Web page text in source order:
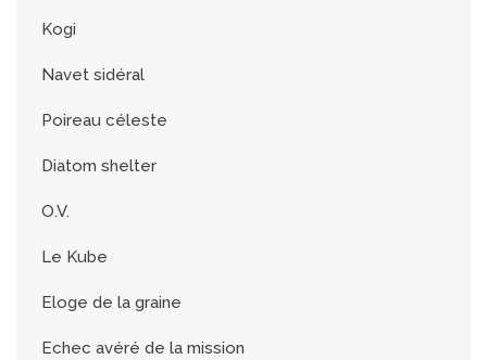
Kogi
Navet sidéral
Poireau céleste
Diatom shelter
O.V.
Le Kube
Eloge de la graine
Echec avéré de la mission